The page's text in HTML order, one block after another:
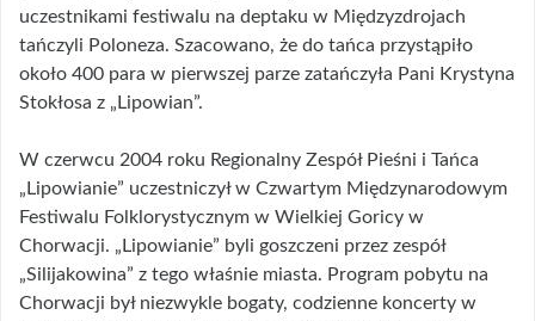
uczestnikami festiwalu na deptaku w Międzyzdrojach
tańczyli Poloneza. Szacowano, że do tańca przystąpiło
około 400 para w pierwszej parze zatańczyła Pani Krystyna
Stokłosa z „Lipowian”.
W czerwcu 2004 roku Regionalny Zespół Pieśni i Tańca
„Lipowianie” uczestniczył w Czwartym Międzynarodowym
Festiwalu Folklorystycznym w Wielkiej Goricy w
Chorwacji. „Lipowianie” byli goszczeni przez zespół
„Silijakowina” z tego właśnie miasta. Program pobytu na
Chorwacji był niezwykle bogaty, codzienne koncerty w